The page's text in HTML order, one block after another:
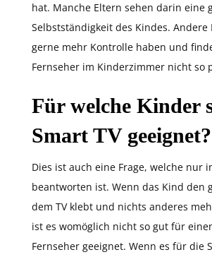
hat. Manche Eltern sehen darin eine
Selbstständigkeit des Kindes. Andere
gerne mehr Kontrolle haben und
Fernseher im Kinderzimmer nicht so
Für welche Kinder
Smart TV geeignet?
Dies ist auch eine Frage, welche nur
beantworten ist. Wenn das Kind den
dem TV klebt und nichts anderes
ist es womöglich nicht so gut für
Fernseher geeignet. Wenn es für die